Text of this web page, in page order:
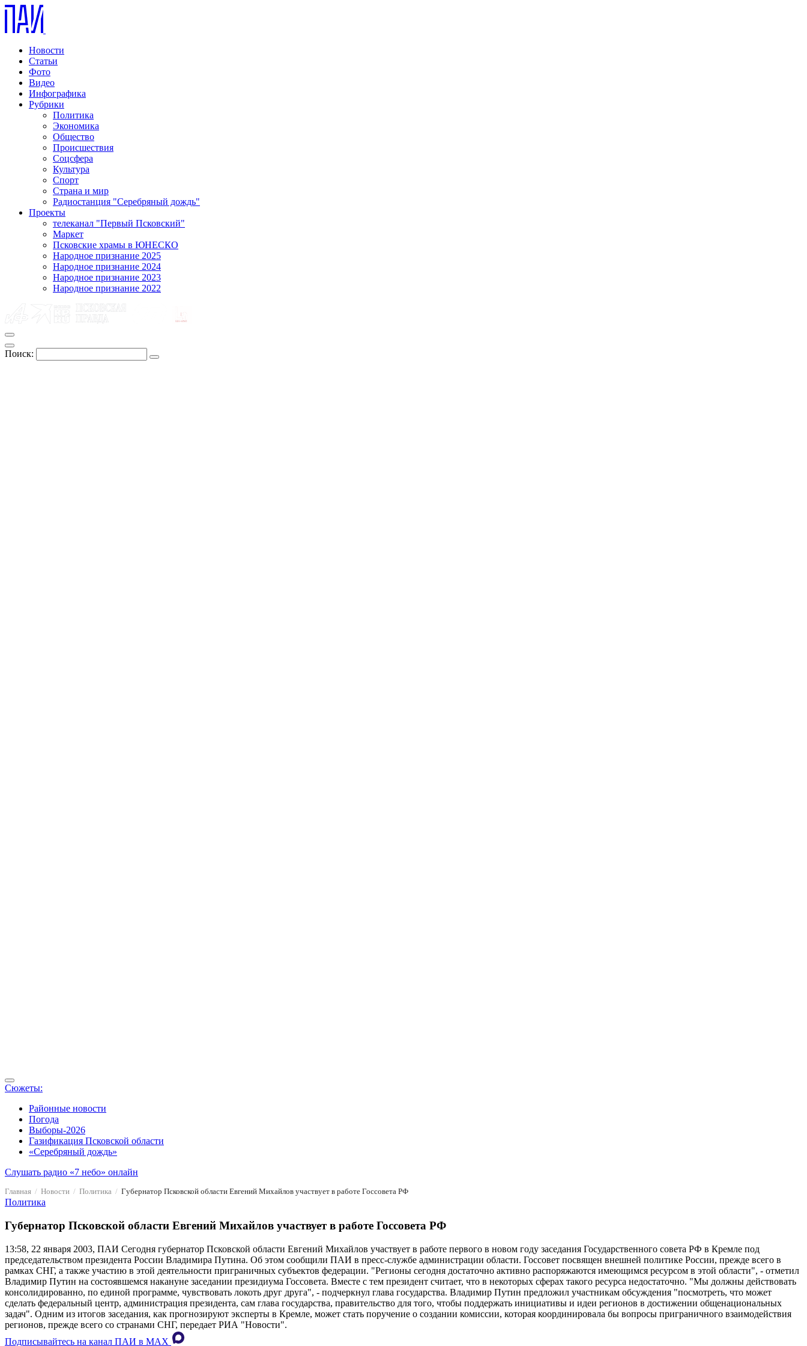
Новости
Статьи
Фото
Видео
Инфографика
Рубрики
Политика
Экономика
Общество
Происшествия
Соцсфера
Культура
Спорт
Страна и мир
Радиостанция "Серебряный дождь"
Проекты
телеканал "Первый Псковский"
Маркет
Псковские храмы в ЮНЕСКО
Народное признание 2025
Народное признание 2024
Народное признание 2023
Народное признание 2022
Поиск:
Сюжеты:
Районные новости
Погода
Выборы-2026
Газификация Псковской области
«Серебряный дождь»
Слушать радио «7 небо» онлайн
Главная Новости Политика Губернатор Псковской области Евгений Михайлов участвует в работе Госсовета РФ
Политика
Губернатор Псковской области Евгений Михайлов участвует в работе Госсовета РФ
13:58, 22 января 2003, ПАИ Сегодня губернатор Псковской области Евгений Михайлов участвует в работе первого в новом году заседания Государственного совета РФ в Кремле под
председательством президента России Владимира Путина. Об этом сообщили ПАИ в пресс-службе администрации области. Госсовет посвящен внешней политике России, прежде всего в
рамках СНГ, а также участию в этой деятельности приграничных субъектов федерации. "Регионы сегодня достаточно активно распоряжаются имеющимся ресурсом в этой области", - отметил
Владимир Путин на состоявшемся накануне заседании президиума Госсовета. Вместе с тем президент считает, что в некоторых сферах такого ресурса недостаточно. "Мы должны действовать
консолидированно, по единой программе, чувствовать локоть друг друга", - подчеркнул глава государства. Владимир Путин предложил участникам обсуждения "посмотреть, что может
сделать федеральный центр, администрация президента, сам глава государства, правительство для того, чтобы поддержать инициативы и идеи регионов в достижении общенациональных
задач". Одним из итогов заседания, как прогнозируют эксперты в Кремле, может стать поручение о создании комиссии, которая координировала бы вопросы приграничного взаимодействия
регионов, прежде всего со странами СНГ, передает РИА "Новости".
Подписывайтесь на канал ПАИ в MAХ